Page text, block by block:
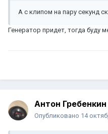
А с клипом на пару секунд
Генератор придет, тогда буду
Антон Гребенкин
Опубликовано 14